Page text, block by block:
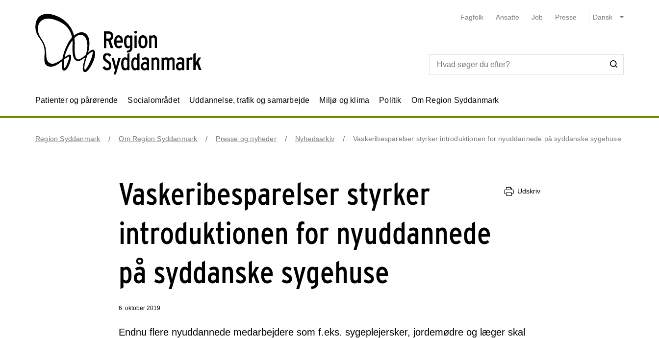
Fagfolk Ansatte Job Presse
Patienter og pårørende Socialområdet Uddannelse, trafik og samarbejde Miljø og klima Politik Om Region Syddanmark
Region Syddanmark Om Region Syddanmark Presse og nyheder Nyhedsarkiv Vaskeribesparelser styrker introduktionen for nyuddannede på syddanske sygehuse
Vaskeribesparelser styrker
introduktionen for nyuddannede
på syddanske sygehuse
Udskriv
6. oktober 2019
Endnu flere nyuddannede medarbejdere som f.eks. sygeplejersker, jordemødre og læger skal